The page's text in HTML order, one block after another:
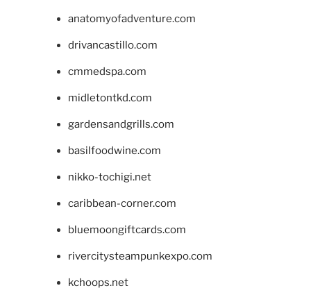
anatomyofadventure.com
drivancastillo.com
cmmedspa.com
midletontkd.com
gardensandgrills.com
basilfoodwine.com
nikko-tochigi.net
caribbean-corner.com
bluemoongiftcards.com
rivercitysteampunkexpo.com
kchoops.net